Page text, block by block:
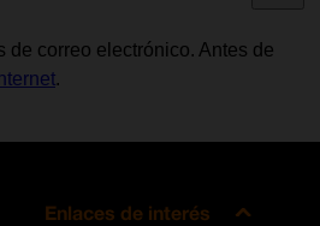
correo electrónico. Antes de
.
Enlaces de interés